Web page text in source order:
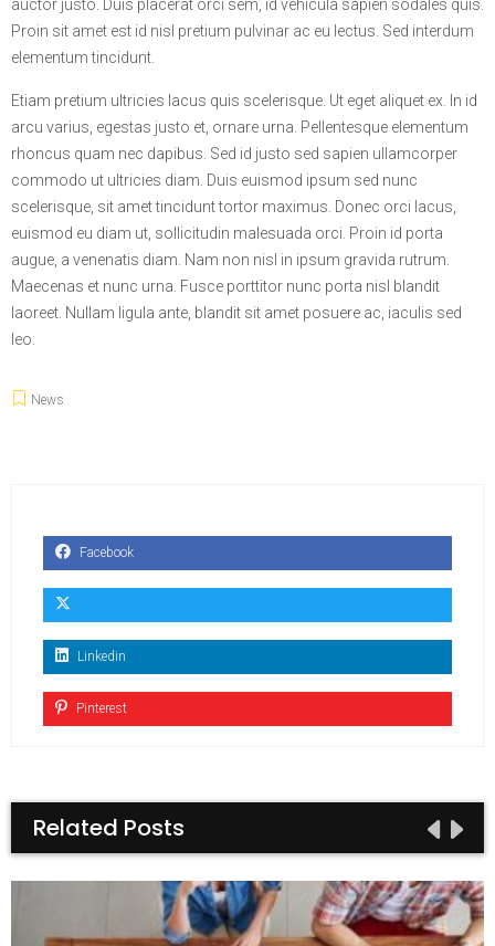
auctor justo. Duis placerat orci sem, id vehicula sapien sodales quis.
Proin sit amet est id nisl pretium pulvinar ac eu lectus. Sed interdum
elementum tincidunt.
Etiam pretium ultricies lacus quis scelerisque. Ut eget aliquet ex. In id
arcu varius, egestas justo et, ornare urna. Pellentesque elementum
rhoncus quam nec dapibus. Sed id justo sed sapien ullamcorper
commodo ut ultricies diam. Duis euismod ipsum sed nunc
scelerisque, sit amet tincidunt tortor maximus. Donec orci lacus,
euismod eu diam ut, sollicitudin malesuada orci. Proin id porta
augue, a venenatis diam. Nam non nisl in ipsum gravida rutrum.
Maecenas et nunc urna. Fusce porttitor nunc porta nisl blandit
laoreet. Nullam ligula ante, blandit sit amet posuere ac, iaculis sed
leo.
News
Facebook
Linkedin
Pinterest
Related Posts